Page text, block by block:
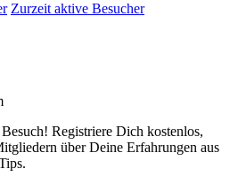
Zurzeit aktive Besucher
Registriere Dich kostenlos,
über Deine Erfahrungen aus